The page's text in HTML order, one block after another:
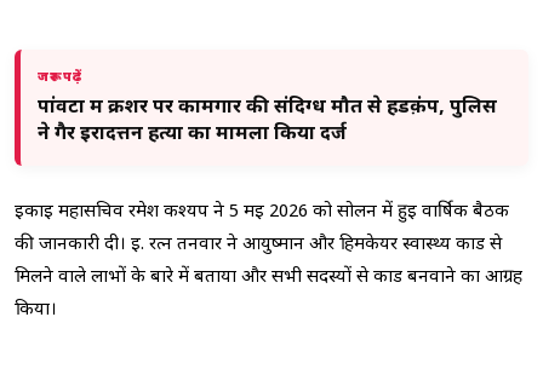
जरूर पढ़ें
पांवटा में क्रशर पर कामगार की संदिग्ध मौत से हडक़ंप, पुलिस
ने गैर इरादत्तन हत्या का मामला किया दर्ज
इकाई महासचिव रमेश कश्यप ने 5 मई 2026 को सोलन में हुई वार्षिक बैठक
की जानकारी दी। ई. रत्न तनवार ने आयुष्मान और हिमकेयर स्वास्थ्य कार्ड से
मिलने वाले लाभों के बारे में बताया और सभी सदस्यों से कार्ड बनवाने का आग्रह
किया।